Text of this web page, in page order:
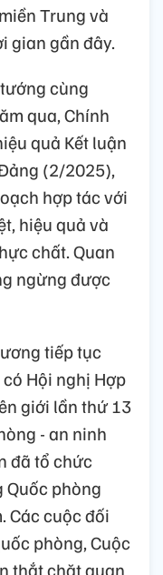
Trung và
gian gần đây.
cùng
qua, Chính
quả Kết luận
(2/2025),
hợp tác với
hiệu quả và
chất. Quan
ngừng được
tiếp tục
Hội nghị Hợp
giới lần thứ 13
- an ninh
đã tổ chức
phòng
Các cuộc đối
phòng, Cuộc
thắt chặt quan